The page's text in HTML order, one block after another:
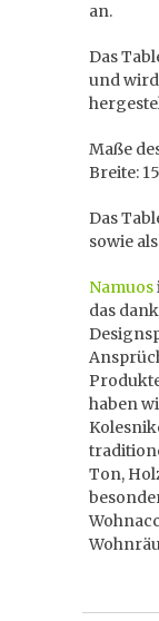
an.
Das
und
Maße
Breite:
Das
sowie
Namuos
das
haben
Ton,